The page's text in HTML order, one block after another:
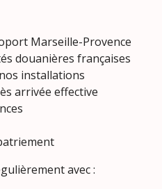
Marseille-Provence
douanières françaises
installations
arrivée effective
avec :